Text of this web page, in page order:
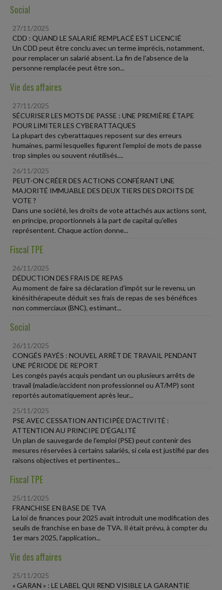
Social
27/11/2025
CDD : QUAND LE SALARIÉ REMPLACÉ EST LICENCIÉ
Un CDD peut être conclu avec un terme imprécis, notamment,
pour remplacer un salarié absent. La fin de l'absence de la
personne remplacée peut être son...
Vie des affaires
27/11/2025
SÉCURISER LES MOTS DE PASSE : UNE PREMIÈRE ÉTAPE
POUR LIMITER LES CYBERATTAQUES
La plupart des cyberattaques reposent sur des erreurs
humaines, parmi lesquelles figurent l'emploi de mots de passe
trop simples ou souvent réutilisés....
26/11/2025
PEUT-ON CRÉER DES ACTIONS CONFÉRANT UNE
MAJORITÉ IMMUABLE DES DEUX TIERS DES DROITS DE
VOTE ?
Dans une société, les droits de vote attachés aux actions sont,
en principe, proportionnels à la part de capital qu'elles
représentent. Chaque action donne...
Fiscal TPE
26/11/2025
DÉDUCTION DES FRAIS DE REPAS
Au moment de faire sa déclaration d'impôt sur le revenu, un
kinésithérapeute déduit ses frais de repas de ses bénéfices
non commerciaux (BNC), estimant...
Social
26/11/2025
CONGÉS PAYÉS : NOUVEL ARRÊT DE TRAVAIL PENDANT
UNE PÉRIODE DE REPORT
Les congés payés acquis pendant un ou plusieurs arrêts de
travail (maladie/accident non professionnel ou AT/MP) sont
reportés automatiquement après leur...
25/11/2025
PSE AVEC CESSATION ANTICIPÉE D'ACTIVITÉ :
ATTENTION AU PRINCIPE D'ÉGALITÉ
Un plan de sauvegarde de l'emploi (PSE) peut contenir des
mesures réservées à certains salariés, si cela est justifié par des
raisons objectives et pertinentes...
Fiscal TPE
25/11/2025
FRANCHISE EN BASE DE TVA
La loi de finances pour 2025 avait introduit une modification des
seuils de franchise en base de TVA. Il était prévu, à compter du
1er mars 2025, l'application...
Vie des affaires
25/11/2025
« GARAN » : LE LABEL QUI REND VISIBLE LA GARANTIE